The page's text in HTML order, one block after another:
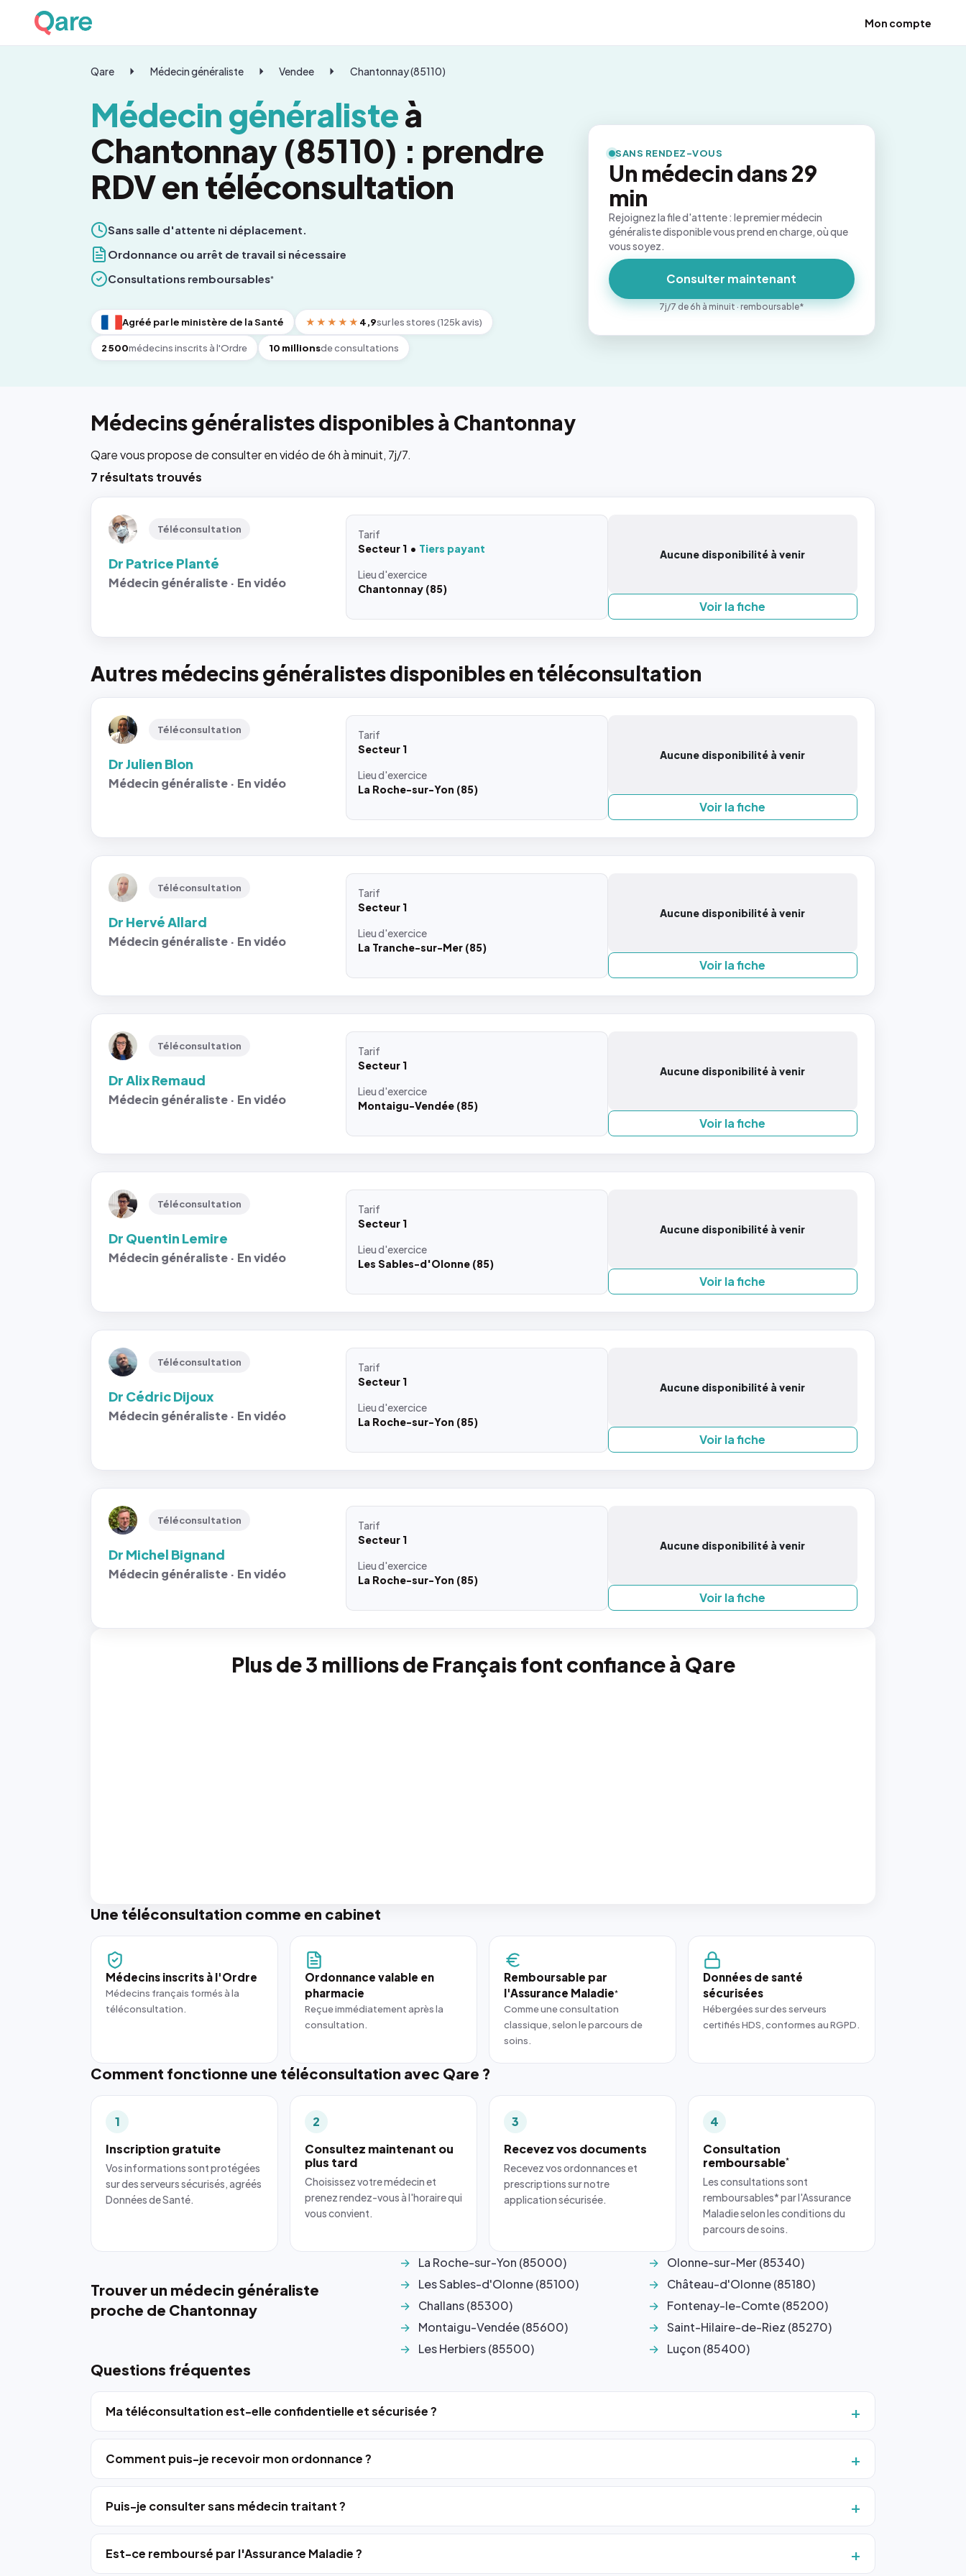
Mon compte
Qare Médecin généraliste Vendee Chantonnay (85110)
Médecin généralisteà
Chantonnay (85110) : prendre
RDV en téléconsultation
Sans salle d'attente ni déplacement.
Ordonnance ou arrêt de travail si nécessaire
Consultations remboursables*
Agréé par le ministère de la Santé ★★★★★ 4,9sur les stores (125k avis)
2 500médecins inscrits à l'Ordre 10 millionsde consultations
SANS RENDEZ-VOUS
Un médecin dans 29
min
Rejoignez la file d'attente : le premier médecin
généraliste disponible vous prend en charge, où que
vous soyez.
Consulter maintenant
7j/7 de 6h à minuit · remboursable*
Médecins généralistes disponibles à Chantonnay
Qare vous propose de consulter en vidéo de 6h à minuit, 7j/7.
7 résultats trouvés
Téléconsultation
Dr Patrice Planté
Médecin généraliste · En vidéo
Tarif
Secteur 1
Tiers payant
Lieud'exercice
Chantonnay (85)
Aucune disponibilité à venir
Voir la fiche
Autres médecins généralistes disponibles en téléconsultation
Téléconsultation
Dr Julien Blon
Médecin généraliste · En vidéo
Tarif
Secteur 1
Lieud'exercice
La Roche-sur-Yon (85)
Aucune disponibilité à venir
Voir la fiche
Téléconsultation
Dr Hervé Allard
Médecin généraliste · En vidéo
Tarif
Secteur 1
Lieud'exercice
La Tranche-sur-Mer (85)
Aucune disponibilité à venir
Voir la fiche
Téléconsultation
Dr Alix Remaud
Médecin généraliste · En vidéo
Tarif
Secteur 1
Lieud'exercice
Montaigu-Vendée (85)
Aucune disponibilité à venir
Voir la fiche
Téléconsultation
Dr Quentin Lemire
Médecin généraliste · En vidéo
Tarif
Secteur 1
Lieud'exercice
Les Sables-d'Olonne (85)
Aucune disponibilité à venir
Voir la fiche
Téléconsultation
Dr Cédric Dijoux
Médecin généraliste · En vidéo
Tarif
Secteur 1
Lieud'exercice
La Roche-sur-Yon (85)
Aucune disponibilité à venir
Voir la fiche
Téléconsultation
Dr Michel Bignand
Médecin généraliste · En vidéo
Tarif
Secteur 1
Lieud'exercice
La Roche-sur-Yon (85)
Aucune disponibilité à venir
Voir la fiche
Plus de 3 millions de Français font confiance à Qare
Une téléconsultation comme en cabinet
Médecins inscrits à l'Ordre
Médecins français formés à la
téléconsultation.
Ordonnance valable en
pharmacie
Reçue immédiatement après la
consultation.
Remboursable par
l'Assurance Maladie*
Comme une consultation
classique, selon le parcours de
soins.
Données de santé
sécurisées
Hébergées sur des serveurs
certifiés HDS, conformes au RGPD.
Comment fonctionne une téléconsultation avec Qare ?
1
Inscription gratuite
Vos informations sont protégées
sur des serveurs sécurisés, agréés
Données de Santé.
2
Consultez maintenant ou
plus tard
Choisissez votre médecin et
prenez rendez-vous à l'horaire qui
vous convient.
3
Recevez vos documents
Recevez vos ordonnances et
prescriptions sur notre
application sécurisée.
4
Consultation
remboursable*
Les consultations sont
remboursables* par l'Assurance
Maladie selon les conditions du
parcours de soins.
Trouver un médecin généraliste
proche de Chantonnay
La Roche-sur-Yon (85000)
Les Sables-d'Olonne (85100)
Challans (85300)
Montaigu-Vendée (85600)
Les Herbiers (85500)
Olonne-sur-Mer (85340)
Château-d'Olonne (85180)
Fontenay-le-Comte (85200)
Saint-Hilaire-de-Riez (85270)
Luçon (85400)
Questions fréquentes
Ma téléconsultation est-elle confidentielle et sécurisée ?
Comment puis-je recevoir mon ordonnance ?
Puis-je consulter sans médecin traitant ?
Est-ce remboursé par l'Assurance Maladie ?